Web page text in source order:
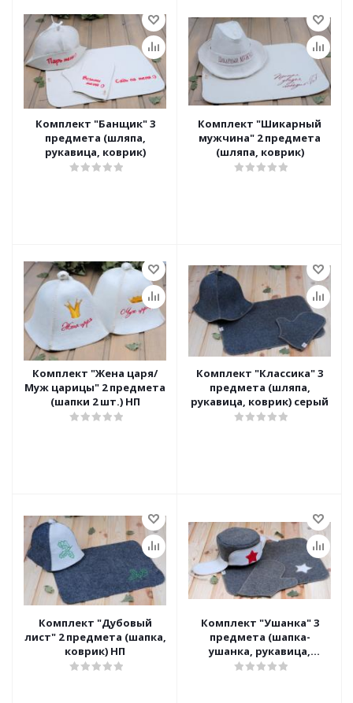
Комплект "Банщик" 3
предмета (шляпа,
рукавица, коврик)
Комплект "Шикарный
мужчина" 2 предмета
(шляпа, коврик)
Комплект "Жена царя/
Муж царицы" 2 предмета
(шапки 2 шт.) НП
Комплект "Классика" 3
предмета (шляпа,
рукавица, коврик) серый
Комплект "Дубовый
лист" 2 предмета (шапка,
коврик) НП
Комплект "Ушанка" 3
предмета (шапка-
ушанка, рукавица,
коврик)